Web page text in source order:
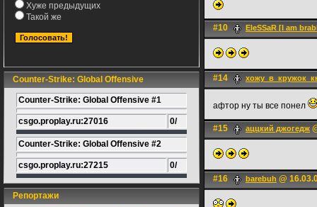
Хуже предыдущих
Такой же
Counter-Strike: Global Offensive
Counter-Strike: Global Offensive #1
csgo.proplay.ru:27016 0/
Counter-Strike: Global Offensive #2
csgo.proplay.ru:27215 0/
Репортажи
#10 EleSSaR [I am
#14
афтор ну ты все понел
#15 аццкий джогедж
#16 barebuh @